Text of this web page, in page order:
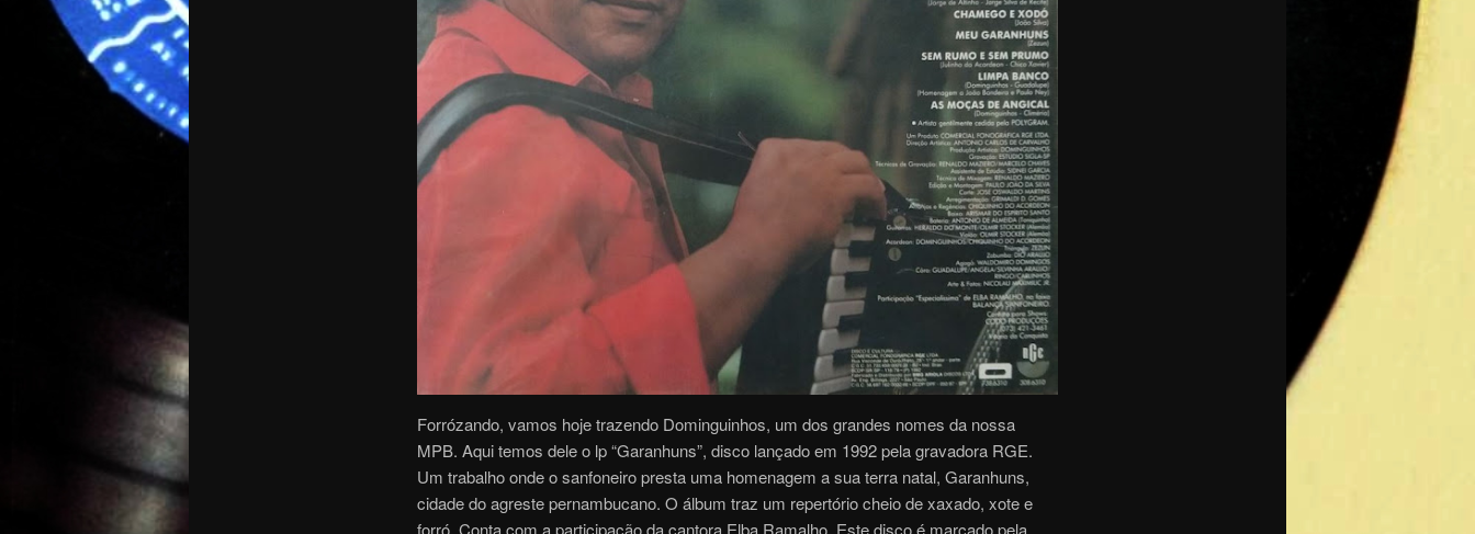
Forrózando, vamos hoje trazendo Dominguinhos, um dos grandes nomes da nossa
MPB. Aqui temos dele o lp “Garanhuns”, disco lançado em 1992 pela gravadora RGE.
Um trabalho onde o sanfoneiro presta uma homenagem a sua terra natal, Garanhuns,
cidade do agreste pernambucano. O álbum traz um repertório cheio de xaxado, xote e
forró. Conta com a participação da cantora Elba Ramalho. Este disco é marcado pela